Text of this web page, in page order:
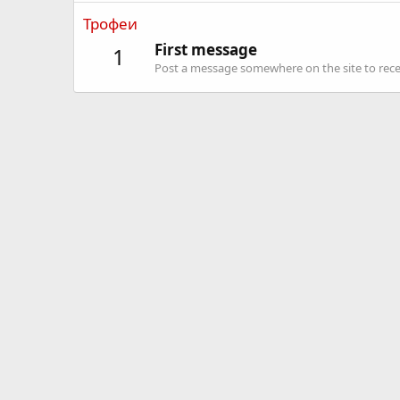
Трофеи
1 First message
Post a message somewhere on the site to